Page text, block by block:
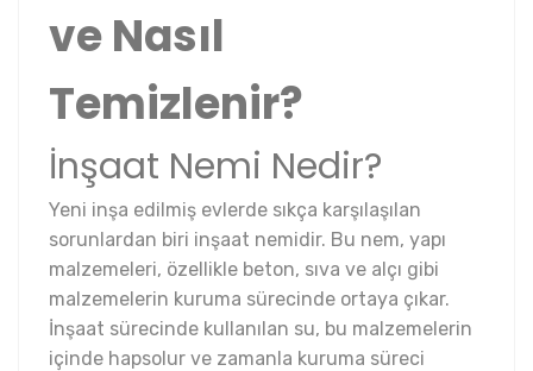
ve Nasıl
Temizlenir?
İnşaat Nemi Nedir?
Yeni inşa edilmiş evlerde sıkça karşılaşılan
sorunlardan biri inşaat nemidir. Bu nem, yapı
malzemeleri, özellikle beton, sıva ve alçı gibi
malzemelerin kuruma sürecinde ortaya çıkar.
İnşaat sürecinde kullanılan su, bu malzemelerin
içinde hapsolur ve zamanla kuruma süreci